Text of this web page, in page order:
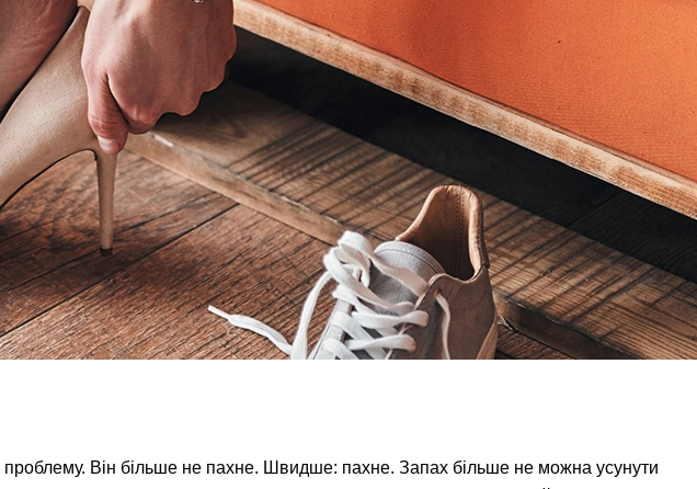
проблему. Він більше не пахне. Швидше: пахне. Запах більше не можна усунути